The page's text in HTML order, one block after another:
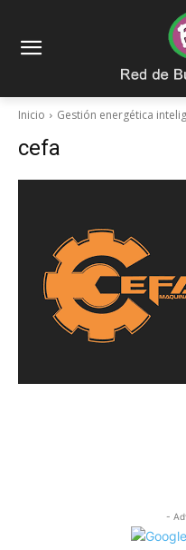
Inicio Gestión energética
cefa
-